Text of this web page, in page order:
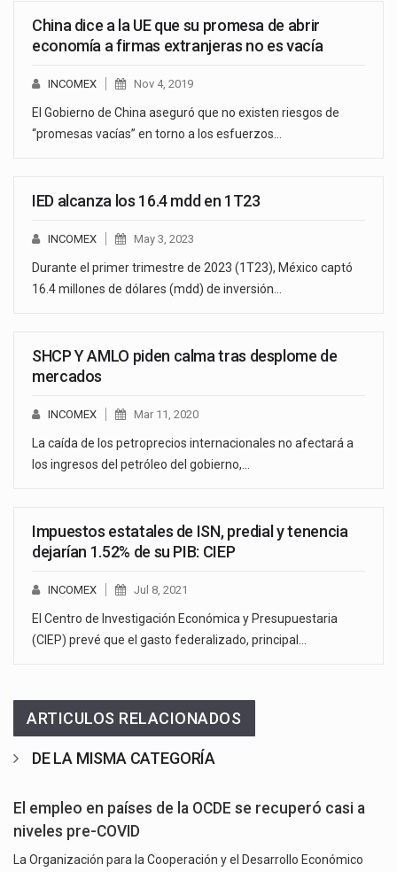
China dice a la UE que su promesa de abrir
economía a firmas extranjeras no es vacía
INCOMEX Nov 4, 2019
El Gobierno de China aseguró que no existen riesgos de
“promesas vacías” en torno a los esfuerzos…
IED alcanza los 16.4 mdd en 1T23
INCOMEX May 3, 2023
Durante el primer trimestre de 2023 (1T23), México captó
16.4 millones de dólares (mdd) de inversión…
SHCP Y AMLO piden calma tras desplome de
mercados
INCOMEX Mar 11, 2020
La caída de los petroprecios internacionales no afectará a
los ingresos del petróleo del gobierno,…
Impuestos estatales de ISN, predial y tenencia
dejarían 1.52% de su PIB: CIEP
INCOMEX Jul 8, 2021
El Centro de Investigación Económica y Presupuestaria
(CIEP) prevé que el gasto federalizado, principal…
ARTICULOS RELACIONADOS
DE LA MISMA CATEGORÍA
El empleo en países de la OCDE se recuperó casi a
niveles pre-COVID
La Organización para la Cooperación y el Desarrollo Económico